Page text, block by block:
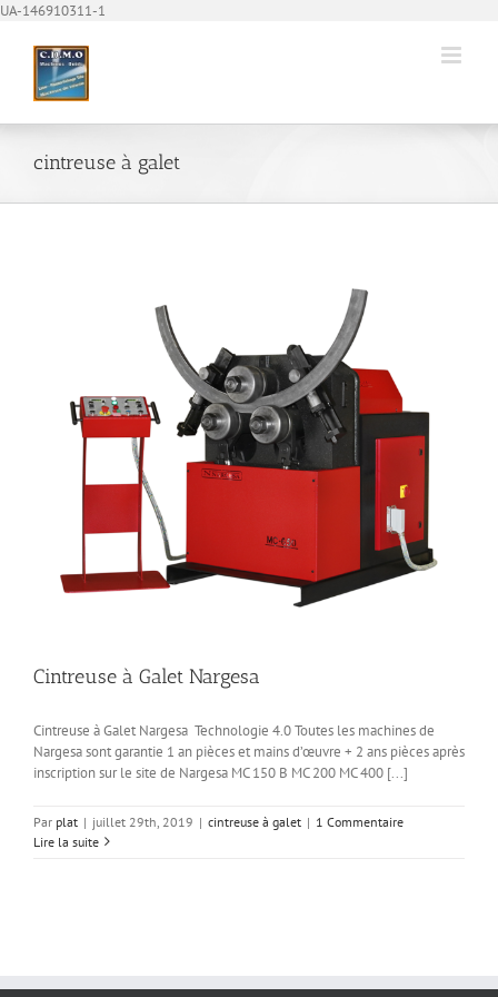
UA-146910311-1
cintreuse à galet
Cintreuse à Galet Nargesa
Cintreuse à Galet Nargesa Technologie 4.0 Toutes les machines de
Nargesa sont garantie 1 an pièces et mains d’œuvre + 2 ans pièces après
inscription sur le site de Nargesa MC 150 B MC 200 MC 400 [...]
Par plat | juillet 29th, 2019 | cintreuse à galet | 1 Commentaire
Lire la suite